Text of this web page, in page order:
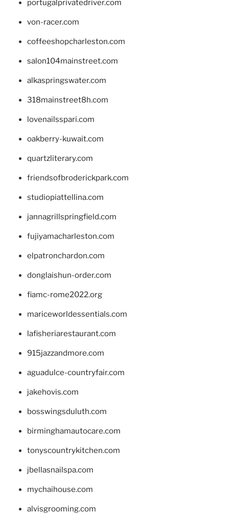
portugalprivatedriver.com
von-racer.com
coffeeshopcharleston.com
salon104mainstreet.com
alkaspringswater.com
318mainstreet8h.com
lovenailsspari.com
oakberry-kuwait.com
quartzliterary.com
friendsofbroderickpark.com
studiopiattellina.com
jannagrillspringfield.com
fujiyamacharleston.com
elpatronchardon.com
donglaishun-order.com
fiamc-rome2022.org
mariceworldessentials.com
lafisheriarestaurant.com
915jazzandmore.com
aguadulce-countryfair.com
jakehovis.com
bosswingsduluth.com
birminghamautocare.com
tonyscountrykitchen.com
jbellasnailspa.com
mychaihouse.com
alvisgrooming.com